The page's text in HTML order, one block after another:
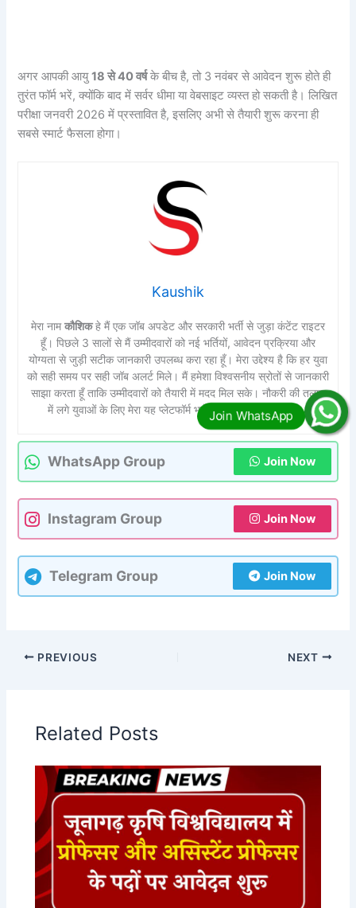
अगर आपकी आयु18 से 40 वर्षके बीच है, तो 3 नवंबर से आवेदन शुरू होते ही
तुरंत फॉर्म भरें, क्योंकि बाद में सर्वर धीमा या वेबसाइट व्यस्त हो सकती है। लिखित
परीक्षा जनवरी 2026 में प्रस्तावित है, इसलिए अभी से तैयारी शुरू करना ही
सबसे स्मार्ट फैसला होगा।
Kaushik
मेरा नामकौशिकहे मैं एक जॉब अपडेट और सरकारी भर्ती से जुड़ा कंटेंट राइटर
हूँ। पिछले 3 सालों से मैं उम्मीदवारों को नई भर्तियों, आवेदन प्रक्रिया और
योग्यता से जुड़ी सटीक जानकारी उपलब्ध करा रहा हूँ। मेरा उद्देश्य है कि हर युवा
को सही समय पर सही जॉब अलर्ट मिले। मैं हमेशा विश्वसनीय स्रोतों से जानकारी
साझा करता हूँ ताकि उम्मीदवारों को तैयारी में मदद मिल सके। नौकरी की तलाश
में लगे युवाओं के लिए मेरा यह प्लेटफॉर्म भरोसेमंद मार्गदर्शक साबित हो।
WhatsApp Group Join Now
Instagram Group Join Now
Telegram Group Join Now
PREVIOUS NEXT
Related Posts